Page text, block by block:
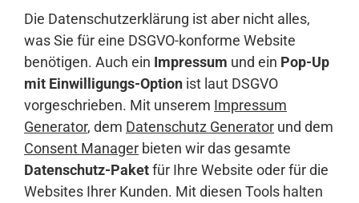
Die Datenschutzerklärung ist aber nicht alles,
was Sie für eine DSGVO-konforme Website
benötigen. Auch ein Impressum und ein Pop-Up
mit Einwilligungs-Option ist laut DSGVO
vorgeschrieben. Mit unserem Impressum
Generator, dem Datenschutz Generator und dem
Consent Manager bieten wir das gesamte
Datenschutz-Paketfür Ihre Website oder für die
Websites Ihrer Kunden. Mit diesen Tools halten